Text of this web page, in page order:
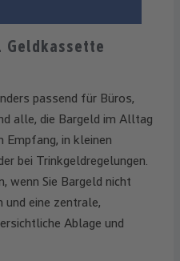
Geldkassette
passend für Büros,
alle, die Bargeld im Alltag
Empfang, in kleinen
bei Trinkgeldregelungen.
wenn Sie Bargeld nicht
eine zentrale,
Ablage und